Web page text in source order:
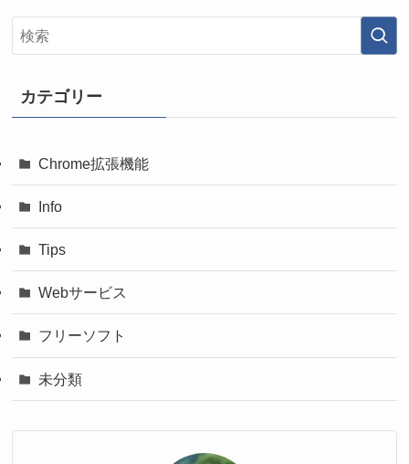
カテゴリー
Chrome拡張機能
Info
Tips
Webサービス
フリーソフト
未分類